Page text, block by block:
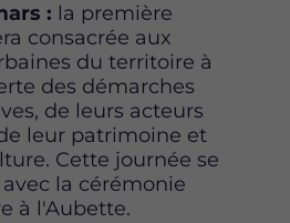
: la première
consacrée aux
du territoire à
des démarches
de leurs acteurs
leur patrimoine et
Cette journée se
la cérémonie
à l'Aubette.